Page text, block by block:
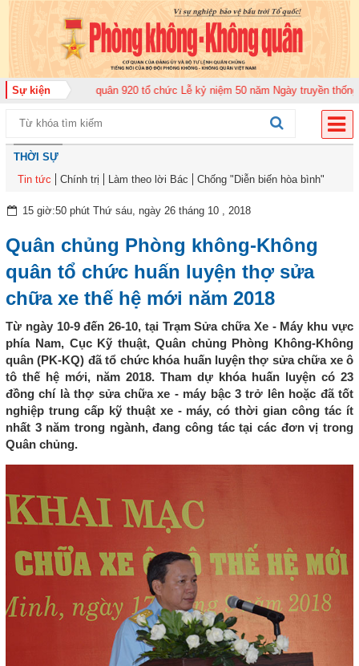
Sự kiện
đoàn Không quân 920 tổ chức Lễ kỷ niệm 50 năm Ngày truyền thống (12-
THỜI SỰ
Tin tức
Chính trị Làm theo lời Bác Chống "Diễn biến hòa bình"
15 giờ:50 phút Thứ sáu, ngày 26 tháng 10 , 2018
Quân chủng Phòng không-Không
quân tổ chức huấn luyện thợ sửa
chữa xe thế hệ mới năm 2018
Từ ngày 10-9 đến 26-10, tại Trạm Sửa chữa Xe - Máy khu vực
phía Nam, Cục Kỹ thuật, Quân chủng Phòng Không-Không
quân (PK-KQ) đã tổ chức khóa huấn luyện thợ sửa chữa xe ô
tô thế hệ mới, năm 2018. Tham dự khóa huấn luyện có 23
đồng chí là thợ sửa chữa xe - máy bậc 3 trở lên hoặc đã tốt
nghiệp trung cấp kỹ thuật xe - máy, có thời gian công tác ít
nhất 3 năm trong ngành, đang công tác tại các đơn vị trong
Quân chủng.